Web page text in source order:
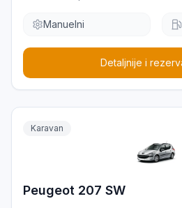
Manuelni
Detaljnije i
Karavan
Peugeot 207 SW